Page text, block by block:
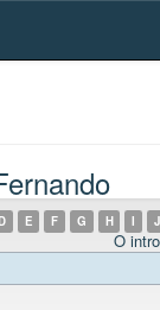
E F G H I J
O